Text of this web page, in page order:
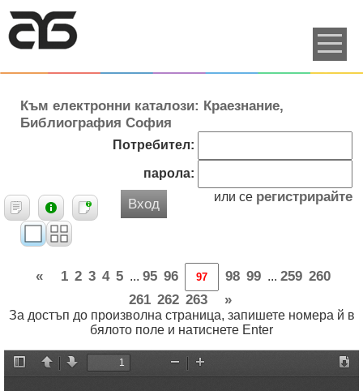
Към електронни каталози: Краезнание,
Библиография София
Потребител:
парола:
Вход или се регистрирайте
« 1 2 3 4 5 ... 95 96 98 99 ... 259 260
261 262 263 »
За достъп до произволна страница, запишете номера й в
бялото поле и натиснете Enter